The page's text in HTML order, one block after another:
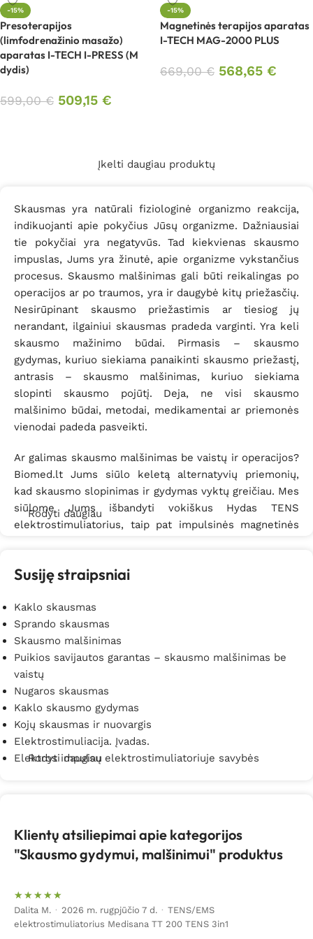
-15%
Presoterapijos
(limfodrenažinio masažo)
aparatas I-TECH I-PRESS (M
dydis)
599,00€ 509,15 €
-15%
Magnetinės terapijos aparatas
I-TECH MAG-2000 PLUS
669,00€ 568,65 €
Įkelti daugiau produktų
Skausmas yra natūrali fiziologinė organizmo reakcija,
indikuojanti apie pokyčius Jūsų organizme. Dažniausiai
tie pokyčiai yra negatyvūs. Tad kiekvienas skausmo
impuslas, Jums yra žinutė, apie organizme vykstančius
procesus. Skausmo malšinimas gali būti reikalingas po
operacijos ar po traumos, yra ir daugybė kitų priežasčių.
Nesirūpinant skausmo priežastimis ar tiesiog jų
nerandant, ilgainiui skausmas pradeda varginti. Yra keli
skausmo mažinimo būdai. Pirmasis – skausmo
gydymas, kuriuo siekiama panaikinti skausmo priežastį,
antrasis – skausmo malšinimas, kuriuo siekiama
slopinti skausmo pojūtį. Deja, ne visi skausmo
malšinimo būdai, metodai, medikamentai ar priemonės
vienodai padeda pasveikti.
Ar galimas skausmo malšinimas be vaistų ir operacijos?
Biomed.lt Jums siūlo keletą alternatyvių priemonių,
kad skausmo slopinimas ir gydymas vyktų greičiau. Mes
siūlome Jums išbandyti vokiškus Hydas TENS
elektrostimuliatorius, taip pat impulsinės magnetinės
skausmo malšinimui. Skausmo malšinimas leis
Kiekvienas esame susidūręs su vienokiu ar kitokiu
skausmu ir tik jį pajutę, pradedame vertinti savo
sveikatą ir labiau ja rūpintis. Vis labiau populiarėja
skausmo malšinimas be vaistų ir operacijų, kurios yra
nebūtinos, todėl siūlome skausmo mažinimo aparatus,
prietaisus ir būdus, kurie tiks žmonėms, ieškantiems
alternatyvių skausmo gydymo būdų be vaistų.
Rodyti daugiau
Susiję straipsniai
Kaklo skausmas
Sprando skausmas
Skausmo malšinimas
Puikios savijautos garantas – skausmo malšinimas be
vaistų
Nugaros skausmas
Kaklo skausmo gydymas
Kojų skausmas ir nuovargis
Elektrostimuliacija. Įvadas.
Elektros impulsų elektrostimuliatoriuje savybės
Rodyti daugiau
Klientų atsiliepimai apie kategorijos
"Skausmo gydymui, malšinimui" produktus
Dalita M. · 2026 m. rugpjūčio 7 d. · TENS/EMS
elektrostimuliatorius Medisana TT 200 TENS 3in1